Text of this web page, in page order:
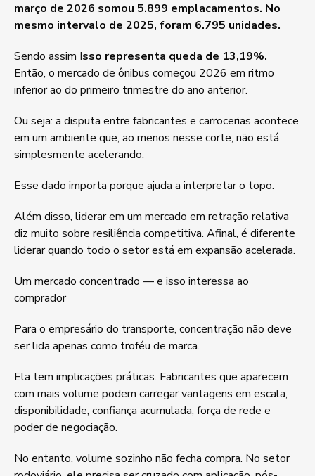
março de 2026 somou 5.899 emplacamentos. No
mesmo intervalo de 2025, foram 6.795 unidades.
Sendo assim Isso representa queda de 13,19%.
Então, o mercado de ônibus começou 2026 em ritmo
inferior ao do primeiro trimestre do ano anterior.
Ou seja: a disputa entre fabricantes e carrocerias acontece
em um ambiente que, ao menos nesse corte, não está
simplesmente acelerando.
Esse dado importa porque ajuda a interpretar o topo.
Além disso, liderar em um mercado em retração relativa
diz muito sobre resiliência competitiva. Afinal, é diferente
liderar quando todo o setor está em expansão acelerada.
Um mercado concentrado — e isso interessa ao
comprador
Para o empresário do transporte, concentração não deve
ser lida apenas como troféu de marca.
Ela tem implicações práticas. Fabricantes que aparecem
com mais volume podem carregar vantagens em escala,
disponibilidade, confiança acumulada, força de rede e
poder de negociação.
No entanto, volume sozinho não fecha compra. No setor